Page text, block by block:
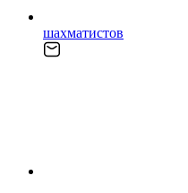
шахматистов